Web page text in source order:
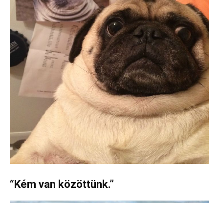
“Kém van közöttünk.”